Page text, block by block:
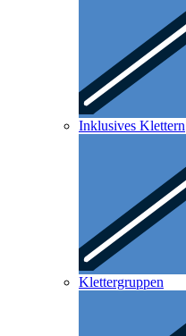
Inklusives Klettern
Klettergruppen